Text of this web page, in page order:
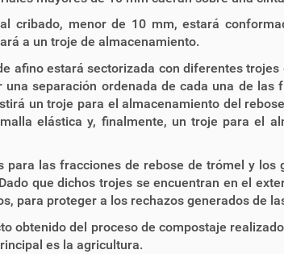
cribado, menor de 10 mm, estará
a un troje de almacenamiento.
afino estará sectorizada con diferentes
una separación ordenada de cada una de
un troje para el almacenamiento del
elástica y, finalmente, un troje para el
para las fracciones de rebose de trómel y los
que dichos trojes se encuentran en el
para proteger a los rechazos generados de
obtenido del proceso de compostaje
es la agricultura.